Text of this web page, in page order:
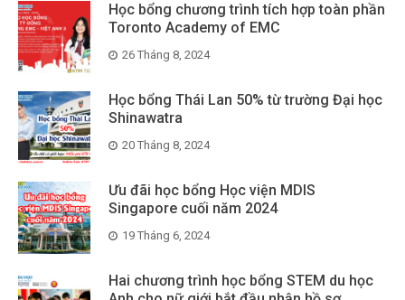
Học bổng chương trình tích hợp toàn phần
Toronto Academy of EMC
26 Tháng 8, 2024
Học bổng Thái Lan 50% từ trường Đại học
Shinawatra
20 Tháng 8, 2024
Ưu đãi học bổng Học viện MDIS
Singapore cuối năm 2024
19 Tháng 6, 2024
Hai chương trình học bổng STEM du học